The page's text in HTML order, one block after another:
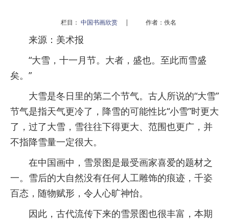
栏目： 中国书画欣赏| 作者：佚名
来源：美术报
“大雪，十一月节。大者，盛也。至此而雪盛
矣。”
大雪是冬日里的第二个节气。古人所说的“大雪”
节气是指天气更冷了，降雪的可能性比“小雪”时更大
了，过了大雪，雪往往下得更大、范围也更广，并
不指降雪量一定很大。
在中国画中，雪景图是最受画家喜爱的题材之
一。雪后的大自然没有任何人工雕饰的痕迹，千姿
百态，随物赋形，令人心旷神怡。
因此，古代流传下来的雪景图也很丰富，本期